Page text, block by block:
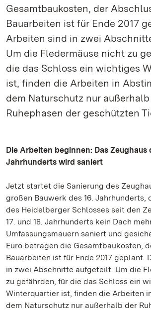
Gesamtbaukosten, der
Bauarbeiten ist für Ende 2017
Arbeiten sind in zwei
Um die Fledermäuse nicht zu
die das Schloss ein wichtiges
ist, finden die Arbeiten in
dem Naturschutz nur
Ruhephasen der geschützten
Die Arbeiten beginnen: Das Zeughaus
Jahrhunderts wird saniert
Jetzt startet die Sanierung des
großen Bauwerk des 16. Jahrhunderts,
des Heidelberger Schlosses seit den
17. und 18. Jahrhunderts kein Dach
Umfassungsmauern saniert und
Euro betragen die Gesamtbaukosten,
Bauarbeiten ist für Ende 2017 geplant.
in zwei Abschnitte aufgeteilt: Um die
zu gefährden, für die das Schloss ein
Winterquartier ist, finden die Arbeiten
dem Naturschutz nur außerhalb der